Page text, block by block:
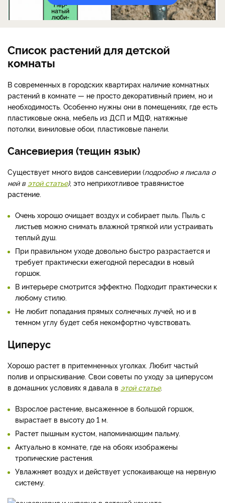
Список растений для детской
комнаты
В современных в городских квартирах наличие комнатных
растений в комнате — не просто декоративный прием, но и
необходимость. Особенно нужны они в помещениях, где есть
пластиковые окна, мебель из ДСП и МДФ, натяжные
потолки, виниловые обои, пластиковые панели.
Сансевиерия (тещин язык)
Существует много видов сансевиерии (подробно я писала о
ней в этой статье), это неприхотливое травянистое
растение.
Очень хорошо очищает воздух и собирает пыль. Пыль с
листьев можно снимать влажной тряпкой или устраивать
теплый душ.
При правильном уходе довольно быстро разрастается и
требует практически ежегодной пересадки в новый
горшок.
В интерьере смотрится эффектно. Подходит практически к
любому стилю.
Не любит попадания прямых солнечных лучей, но и в
темном углу будет себя некомфортно чувствовать.
Циперус
Хорошо растет в притемненных уголках. Любит частый
полив и опрыскивание. Свои советы по уходу за циперусом
в домашних условиях я давала в этой статье.
Взрослое растение, высаженное в большой горшок,
вырастает в высоту до 1 м.
Растет пышным кустом, напоминающим пальму.
Актуально в комнате, где на обоях изображены
тропические растения.
Увлажняет воздух и действует успокаивающе на нервную
систему.